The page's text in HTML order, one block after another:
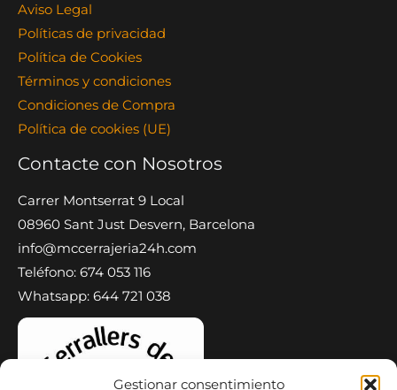
Gestionar consentimiento
Aviso Legal
Políticas de privacidad
Política de Cookies
Términos y condiciones
Condiciones de Compra
Política de cookies (UE)
Contacte con Nosotros
Carrer Montserrat 9 Local
08960 Sant Just Desvern, Barcelona
info@mccerrajeria24h.com
Teléfono: 674 053 116
Whatsapp: 644 721 038